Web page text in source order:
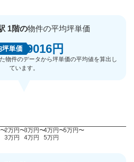
1階の物件の平均坪単価
坪単価 9016円
物件のデータから坪単価の平均値を算出し
ています。
2万円〜
3万円
3万円〜
4万円
4万円〜
5万円
5万円〜